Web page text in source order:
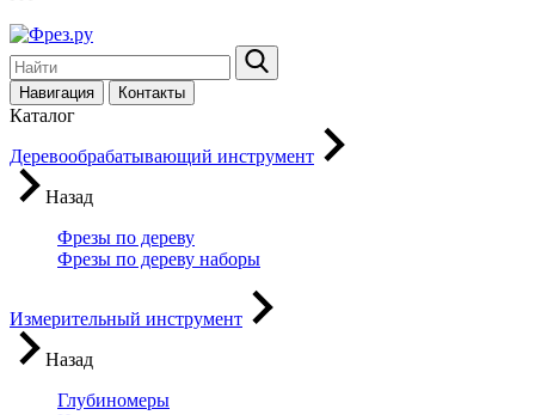
Навигация Контакты
Каталог
Деревообрабатывающий инструмент
Назад
Фрезы по дереву
Фрезы по дереву наборы
Измерительный инструмент
Назад
Глубиномеры